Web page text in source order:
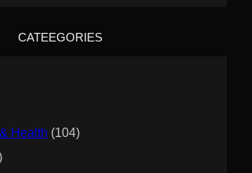
CATEEGORIES
Health (104)